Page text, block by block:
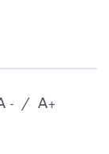
- +
A